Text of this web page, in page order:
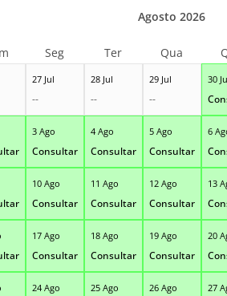
27 Jul
--
28 Jul
--
29 Jul
--
30
3 Ago
Consultar
4 Ago
Consultar
5 Ago
Consultar
6
10 Ago
Consultar
11 Ago
Consultar
12 Ago
Consultar
13
17 Ago
Consultar
18 Ago
Consultar
19 Ago
Consultar
20
24 Ago 25 Ago 26 Ago 27
Agosto 2026
Seg Ter Qua